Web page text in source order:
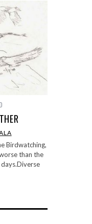
Birdwatching,
than the